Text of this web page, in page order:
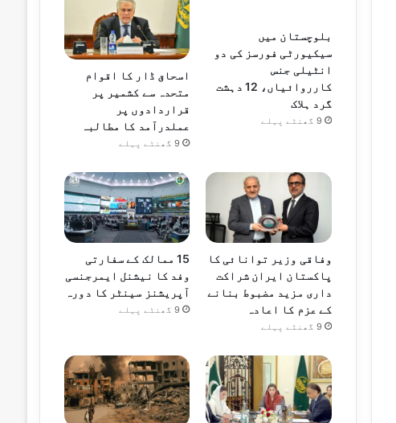
بلوچستان میں
سیکیورٹی فورسز کی دو
انٹیلی جنس
کارروائیاں، 12 دہشت
گرد ہلاک
9 گھنٹے پہلے
اسحاق ڈار کا اقوام
متحدہ سے کشمیر پر
قراردادوں پر
عملدرآمد کا مطالبہ
9 گھنٹے پہلے
وفاقی وزیر توانائی کا
پاکستان ایران شراکت
داری مزید مضبوط بنانے
کے عزم کا اعادہ
9 گھنٹے پہلے
15 ممالک کے سفارتی
وفد کا نیشنل ایمرجنسی
آپریشنز سینٹر کا دورہ
9 گھنٹے پہلے